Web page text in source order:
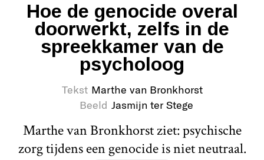
Hoe de genocide overal
doorwerkt, zelfs in de
spreekkamer van de
psycholoog
Tekst Marthe van Bronkhorst
Beeld Jasmijn ter Stege
Marthe van Bronkhorst ziet: psychische
zorg tijdens een genocide is niet neutraal.